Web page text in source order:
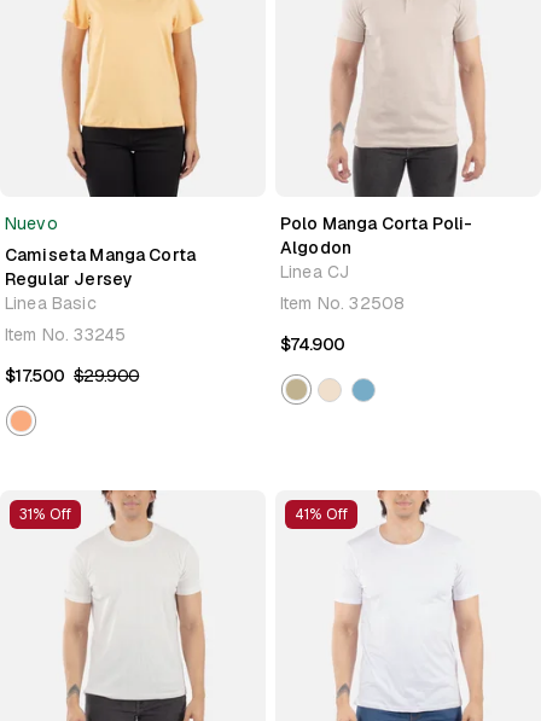
Nuevo
Camiseta Manga Corta
Regular Jersey
Linea Basic
Item No.33245
$17.500 $29.900
Polo Manga Corta Poli-
Algodon
Linea CJ
Item No.32508
$74.900
31% Off 41% Off